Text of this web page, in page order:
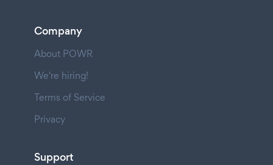
Company
About POWR
We're hiring!
Terms of Service
Privacy
Support